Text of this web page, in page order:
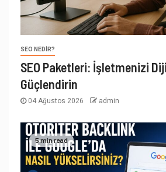
SEO NEDIR?
SEO Paketleri: İşletmenizi
Güçlendirin
04 Ağustos 2026 admin
5 min read